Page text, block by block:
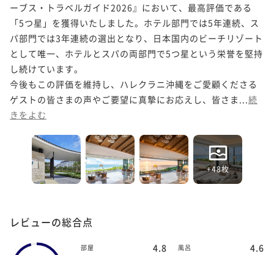
ーブス・トラベルガイド2026』において、最高評価である
「5つ星」を獲得いたしました。ホテル部門では5年連続、ス
パ部門では3年連続の選出となり、日本国内のビーチリゾート
として唯一、ホテルとスパの両部門で5つ星という栄誉を堅持
し続けています。
今後もこの評価を維持し、ハレクラニ沖縄をご愛顧くださる
ゲストの皆さまの声やご要望に真摯にお応えし、皆さま... 続
きをよむ
+48枚
レビューの総合点
部屋 4.8 風呂 4.6